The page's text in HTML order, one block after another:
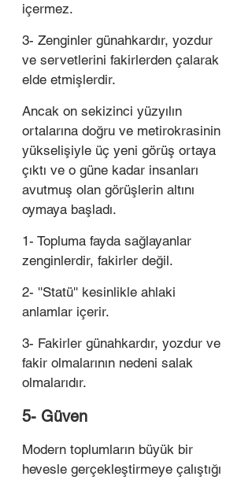
içermez.
3- Zenginler günahkardır, yozdur
ve servetlerini fakirlerden çalarak
elde etmişlerdir.
Ancak on sekizinci yüzyılın
ortalarına doğru ve metirokrasinin
yükselişiyle üç yeni görüş ortaya
çıktı ve o güne kadar insanları
avutmuş olan görüşlerin altını
oymaya başladı.
1- Topluma fayda sağlayanlar
zenginlerdir, fakirler değil.
2- ''Statü'' kesinlikle ahlaki
anlamlar içerir.
3- Fakirler günahkardır, yozdur ve
fakir olmalarının nedeni salak
olmalarıdır.
5- Güven
Modern toplumların büyük bir
hevesle gerçekleştirmeye çalıştığı